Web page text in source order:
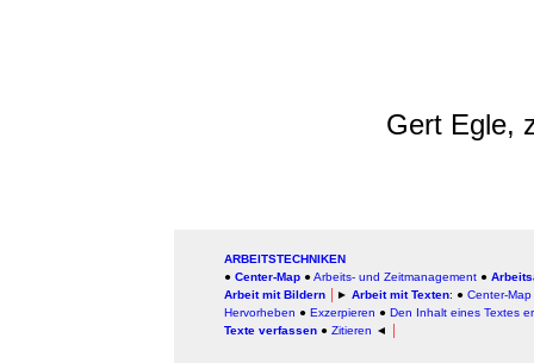
Gert Egle,
ARBEITSTECHNIKEN
● Center-Map ● Arbeits- und Zeitmanagement ●
Arbeit mit Bildern
► Arbeit mit Texten: ● Center-Map
Hervorheben ● Exzerpieren ● Den Inhalt eines Textes
Texte verfassen ● Zitieren ◄